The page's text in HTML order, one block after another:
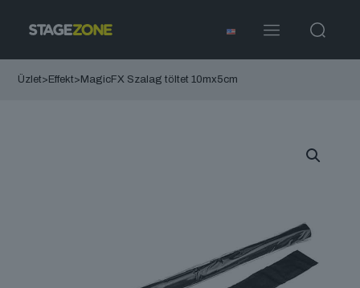
Üzlet> Effekt> MagicFX Szalag töltet 10mx5cm